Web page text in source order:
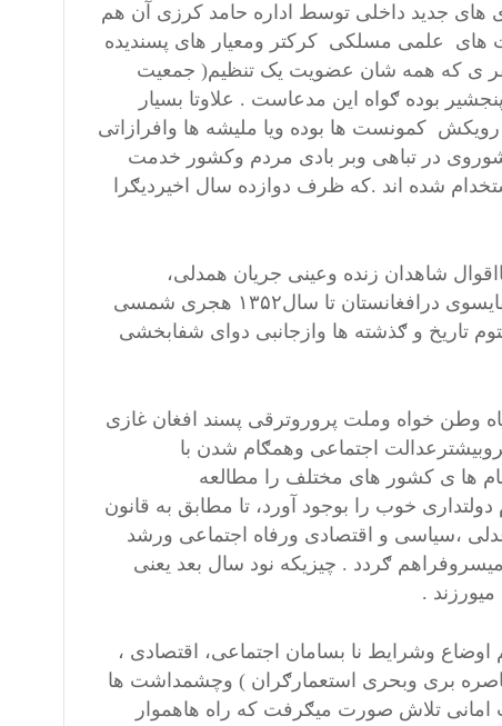
های جدید داخلی توسط اداره حامد کرزی آن هم
های علمی مسلکی کرکتر ومعیار های پسندیده
ګذاری رادربر ندارد۰انتصاب ومقرری های اخیر(۶۷) نفر ی که همه شان عضویت یک تنظیم( جمعیت
نفر شان از علاقه داری پنجشیر بوده ګواه این مدعاست . علاوتا بسیار
کمونست ها بوده ویا ملیشه ها وافرازاتی
در تباهی وبر بادی مردم وکشور خدمت
شده اند .که ظرف دوازده سال اخیردیګرا
شاهدان زنده وعینی جریان همدلی،
همدستی، مشارکت وطرزاداره وحکومت داری رابطورنسبی ومقایسوی درافغانستان تا سال۱۳۵۲ هجری شمسی
تاریخ و ګذشته ها وازجانبی دوای شفابخشی
مجدداستقلال کشوردر« ۱۹۱۹» م پادشاه وطن خواه وملت پروروترقی پسند افغان غازی
اجتماعی وهمګام شدن با
ها ی کشور های مختلف را مطالعه
خوب را بوجود آورد، تا مطابق به قانون
،سیاسی و اقتصادی ورفاه اجتماعی ورشد
ګردد . چیزیکه نود سال بعد یعنی
میورزند .
وشرایط نا بسامان اجتماعی، اقتصادی ،
بری وبحری استعمارګران ) وچشمداشت ها
امانی تلاش صورت میګرفت که راه هاهموار